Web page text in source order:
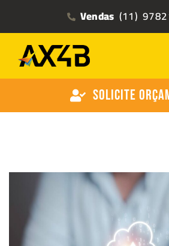
Vendas (11)
Solicite